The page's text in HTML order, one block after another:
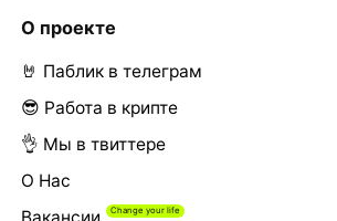
О проекте
🤘 Паблик в телеграм
😎 Работа в крипте
👌 Мы в твиттере
О Нас
Вакансии